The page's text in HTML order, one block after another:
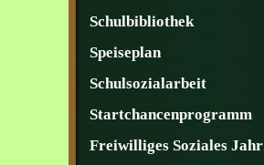
Schulbibliothek
Speiseplan
Schulsozialarbeit
Startchancenprogramm
Freiwilliges Soziales Jahr